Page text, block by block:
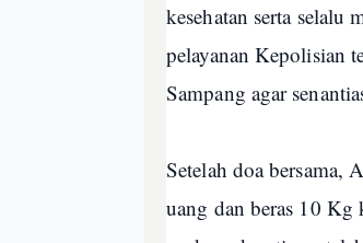
kesehatan serta
pelayanan Kepolisian
Sampang agar
Setelah doa bersama,
uang dan beras 10 Kg